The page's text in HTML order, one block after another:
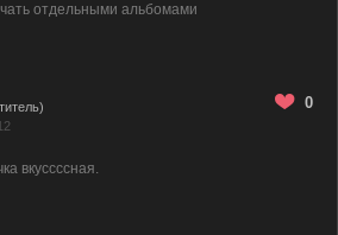
отдельными альбомами
0
вкуссссная.